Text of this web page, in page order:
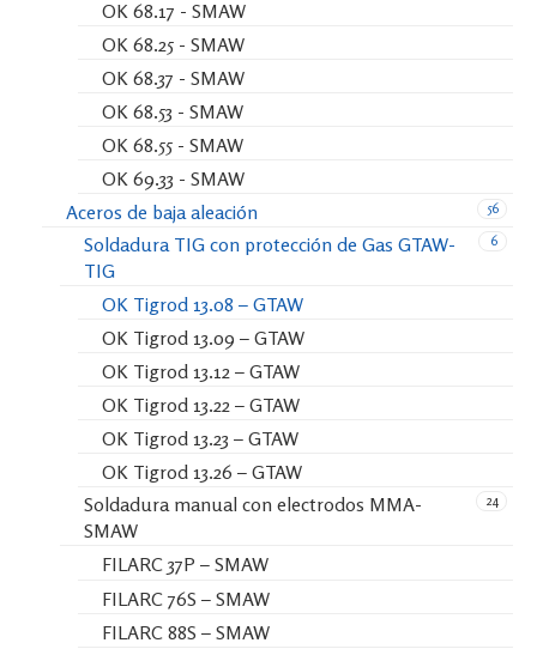
OK 68.17 - SMAW
OK 68.25 - SMAW
OK 68.37 - SMAW
OK 68.53 - SMAW
OK 68.55 - SMAW
OK 69.33 - SMAW
56
Aceros de baja aleación
6
Soldadura TIG con protección de Gas GTAW-
TIG
OK Tigrod 13.08 – GTAW
OK Tigrod 13.09 – GTAW
OK Tigrod 13.12 – GTAW
OK Tigrod 13.22 – GTAW
OK Tigrod 13.23 – GTAW
OK Tigrod 13.26 – GTAW
24
Soldadura manual con electrodos MMA-
SMAW
FILARC 37P – SMAW
FILARC 76S – SMAW
FILARC 88S – SMAW